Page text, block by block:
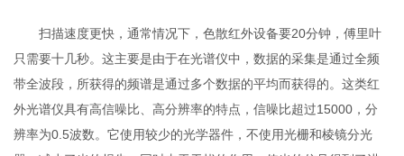
扫描速度更快，通常情况下，色散红外设备要20分钟，傅里叶
只需要十几秒。这主要是由于在光谱仪中，数据的采集是通过全频
带全波段，所获得的频谱是通过多个数据的平均而获得的。这类红
外光谱仪具有高信噪比、高分辨率的特点，信噪比超过15000，分
辨率为0.5波数。它使用较少的光学器件，不使用光栅和棱镜分光